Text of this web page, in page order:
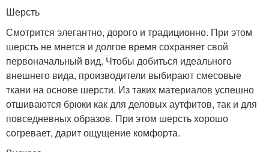
Шерсть
Смотрится элегантно, дорого и традиционно. При этом
шерсть не мнется и долгое время сохраняет свой
первоначальный вид. Чтобы добиться идеального
внешнего вида, производители выбирают смесовые
ткани на основе шерсти. Из таких материалов успешно
отшиваются брюки как для деловых аутфитов, так и для
повседневных образов. При этом шерсть хорошо
согревает, дарит ощущение комфорта.